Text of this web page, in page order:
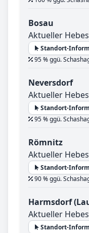
Bosau
Aktueller
Standort-
95 % ggü.
Neversdorf
Aktueller
Standort-
95 % ggü.
Römnitz
Aktueller
Standort-
90 % ggü.
Harmsdorf
Aktueller
Standort-